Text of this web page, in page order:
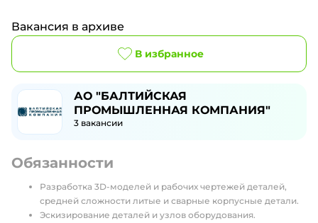
Вакансия в архиве
В избранное
АО "БАЛТИЙСКАЯ
ПРОМЫШЛЕННАЯ КОМПАНИЯ"
3 вакансии
Обязанности
Разработка 3D-моделей и рабочих чертежей деталей,
средней сложности литые и сварные корпусные детали.
Эскизирование деталей и узлов оборудования.